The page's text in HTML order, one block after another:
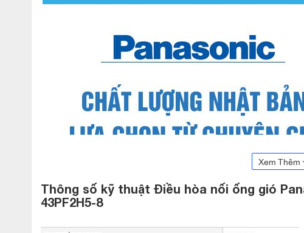
Xem Thêm
Thông số kỹ thuật Điều hòa nối ống gió
43PF2H5-8